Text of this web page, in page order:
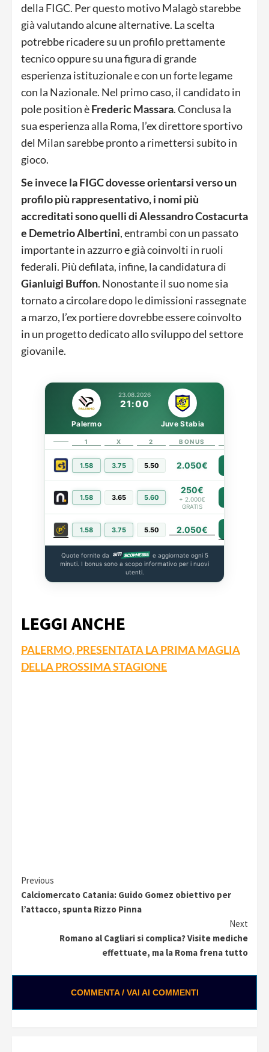
della FIGC. Per questo motivo Malagò starebbe
già valutando alcune alternative. La scelta
potrebbe ricadere su un profilo prettamente
tecnico oppure su una figura di grande
esperienza istituzionale e con un forte legame
con la Nazionale. Nel primo caso, il candidato in
pole position èFrederic Massara. Conclusa la
sua esperienza alla Roma, l’ex direttore sportivo
del Milan sarebbe pronto a rimettersi subito in
gioco.
Se invece la FIGC dovesse orientarsi verso un
profilo più rappresentativo, i nomi più
accreditati sono quelli di Alessandro Costacurta
e Demetrio Albertini, entrambi con un passato
importante in azzurro e già coinvolti in ruoli
federali. Più defilata, infine, la candidatura di
Gianluigi Buffon. Nonostante il suo nome sia
tornato a circolare dopo le dimissioni rassegnate
a marzo, l’ex portiere dovrebbe essere coinvolto
in un progetto dedicato allo sviluppo del settore
giovanile.
23.08.2026
21:00
Palermo Juve Stabia
1 X 2 BONUS
1.58 3.75 5.50 2.050€
1.58 3.65 5.60
250€
+ 2.000€
GRATIS
1.58 3.75 5.50 2.050€
Quote fornite da
e aggiornate ogni 5
minuti. I bonus sono a scopo informativo per i nuovi
utenti.
LEGGI ANCHE
PALERMO, PRESENTATA LA PRIMA MAGLIA
DELLA PROSSIMA STAGIONE
Continue
Reading
Previous
Calciomercato Catania: Guido Gomez obiettivo per
l’attacco, spunta Rizzo Pinna
Next
Romano al Cagliari si complica? Visite mediche
effettuate, ma la Roma frena tutto
COMMENTA / VAI AI COMMENTI